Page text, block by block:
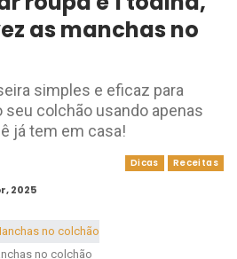
as manchas no
simples e eficaz para
colchão usando apenas
já tem em casa!
Dicas Receitas
2025
no colchão